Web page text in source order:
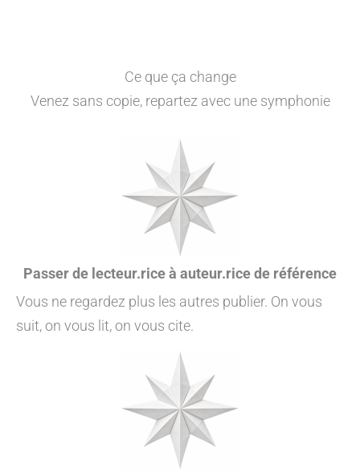
Ce que ça change
Venez sans copie, repartez avec une symphonie
Passer de lecteur.rice à auteur.rice de référence
Vous ne regardez plus les autres publier. On vous
suit, on vous lit, on vous cite.